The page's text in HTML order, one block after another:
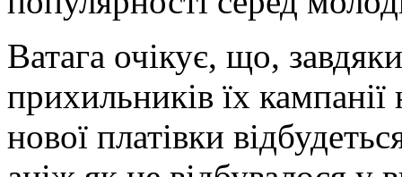
Ватага очікує, що,
прихильників їх
нової платівки